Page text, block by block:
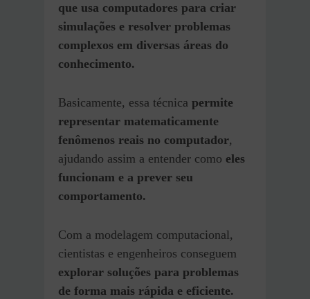
que usa computadores para criar
simulações e resolver problemas
complexos em diversas áreas do
conhecimento.
Basicamente, essa técnica permite
representar matematicamente
fenômenos reais no computador,
ajudando assim a entender como eles
funcionam e a prever seu
comportamento.
Com a modelagem computacional,
cientistas e engenheiros conseguem
explorar soluções para problemas
de forma mais rápida e eficiente.